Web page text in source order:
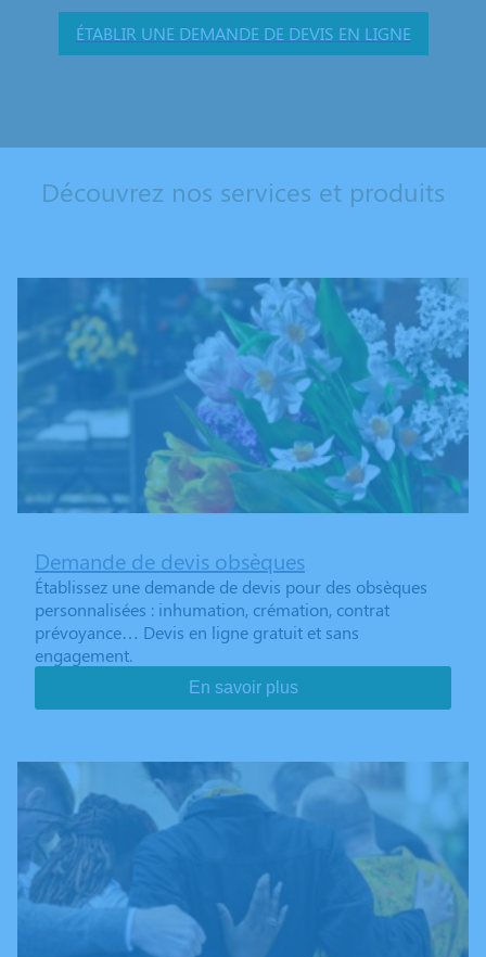
ÉTABLIR UNE DEMANDE DE DEVIS EN LIGNE
Découvrez nos services et produits
Demande de devis obsèques
Établissez une demande de devis pour des obsèques
personnalisées : inhumation, crémation, contrat
prévoyance… Devis en ligne gratuit et sans
engagement.
En savoir plus